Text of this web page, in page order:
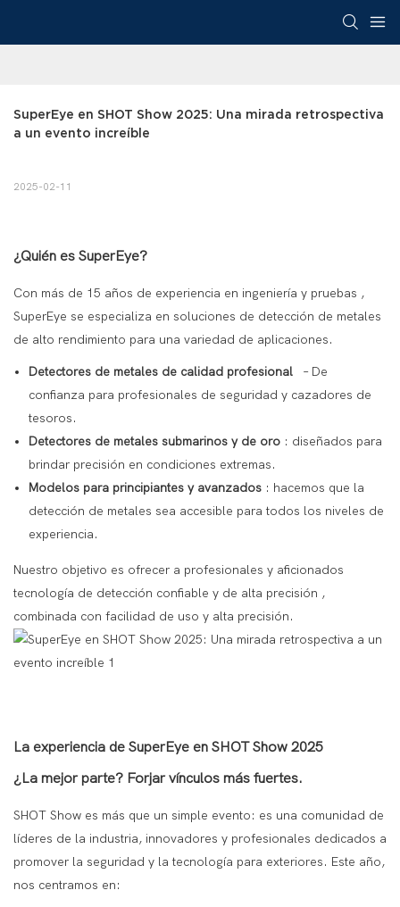
SuperEye en SHOT Show 2025: Una mirada retrospectiva
a un evento increíble
2025-02-11
¿Quién es SuperEye?
Con más de 15 años de experiencia en ingeniería y pruebas ,
SuperEye se especializa en soluciones de detección de metales
de alto rendimiento para una variedad de aplicaciones.
Detectores de metales de calidad profesional
– De
confianza para profesionales de seguridad y cazadores de
tesoros.
Detectores de metales submarinos yde oro : diseñados para
brindar precisión en condiciones extremas.
Modelos para principiantes y avanzados : hacemos que la
detección de metales sea accesible para todos los niveles de
experiencia.
Nuestro objetivo es ofrecer a profesionales y aficionados
tecnología de detección confiable y de alta precisión ,
combinada con facilidad de uso y alta precisión.
La experiencia de SuperEye en SHOT Show 2025
¿La mejor parte? Forjar vínculos más fuertes.
SHOT Show es más que un simple evento: es una comunidad de
líderes de la industria, innovadores y profesionales dedicados a
promover la seguridad y la tecnología para exteriores. Este año,
nos centramos en: